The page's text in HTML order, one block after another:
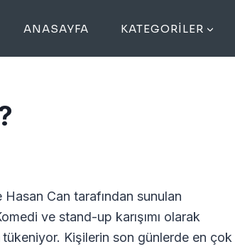
ANASAYFA KATEGORILER
Hasan Can tarafından sunulan
ve stand-up karışımı olarak
tükeniyor. Kişilerin son günlerde en çok